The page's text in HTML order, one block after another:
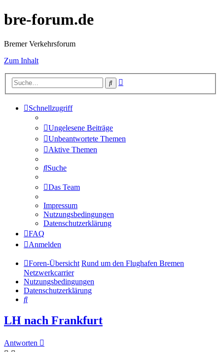
bre-forum.de
Bremer Verkehrsforum
Zum Inhalt
Suche
Schnellzugriff
Ungelesene Beiträge
Unbeantwortete Themen
Aktive Themen
Suche
Das Team
Impressum
Nutzungsbedingungen
Datenschutzerklärung
FAQ
Anmelden
Foren-Übersicht Rund um den Flughafen Bremen
Netzwerkcarrier
Nutzungsbedingungen
Datenschutzerklärung
Suche
LH nach Frankfurt
Antworten